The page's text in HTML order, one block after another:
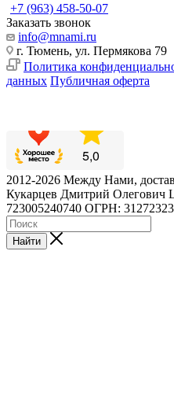
+7 (963) 458-50-07
Заказать звонок
info@mnami.ru
г. Тюмень, ул. Пермякова 79
Политика
данных Публичная оферта
2012-2026 Между Нами,
Кукарцев Дмитрий
723005240740 ОГРН:
Найти